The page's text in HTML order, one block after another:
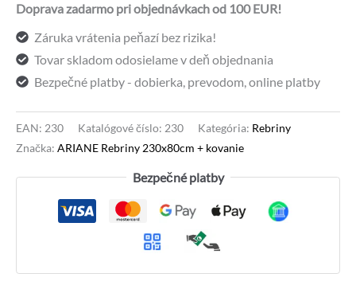
Doprava zadarmo pri objednávkach od 100 EUR!
Záruka vrátenia peňazí bez rizika!
Tovar skladom odosielame v deň objednania
Bezpečné platby - dobierka, prevodom, online platby
EAN: 230 Katalógové číslo: 230 Kategória: Rebriny
Značka: ARIANE Rebriny 230x80cm + kovanie
Bezpečné platby